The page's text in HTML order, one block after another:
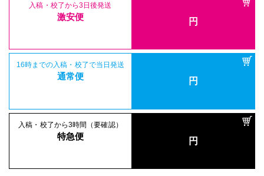
入稿・校了から3日後発送
激安便 円
16時までの入稿・校了で当日発送
通常便 円
入稿・校了から3時間（要確認）
特急便 円